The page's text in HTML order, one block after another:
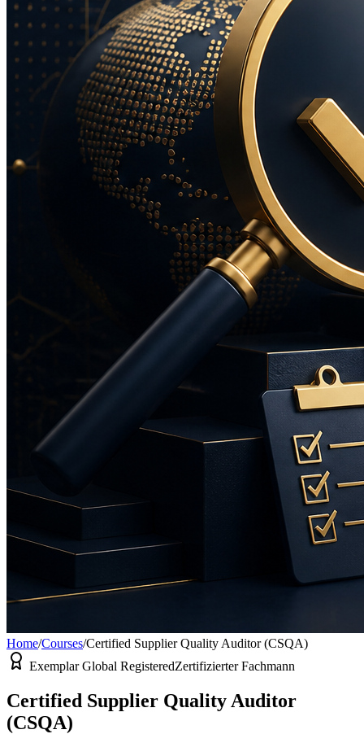
Home/Courses/Certified Supplier Quality Auditor (CSQA)
Exemplar Global RegisteredZertifizierter Fachmann
Certified Supplier Quality Auditor
(CSQA)